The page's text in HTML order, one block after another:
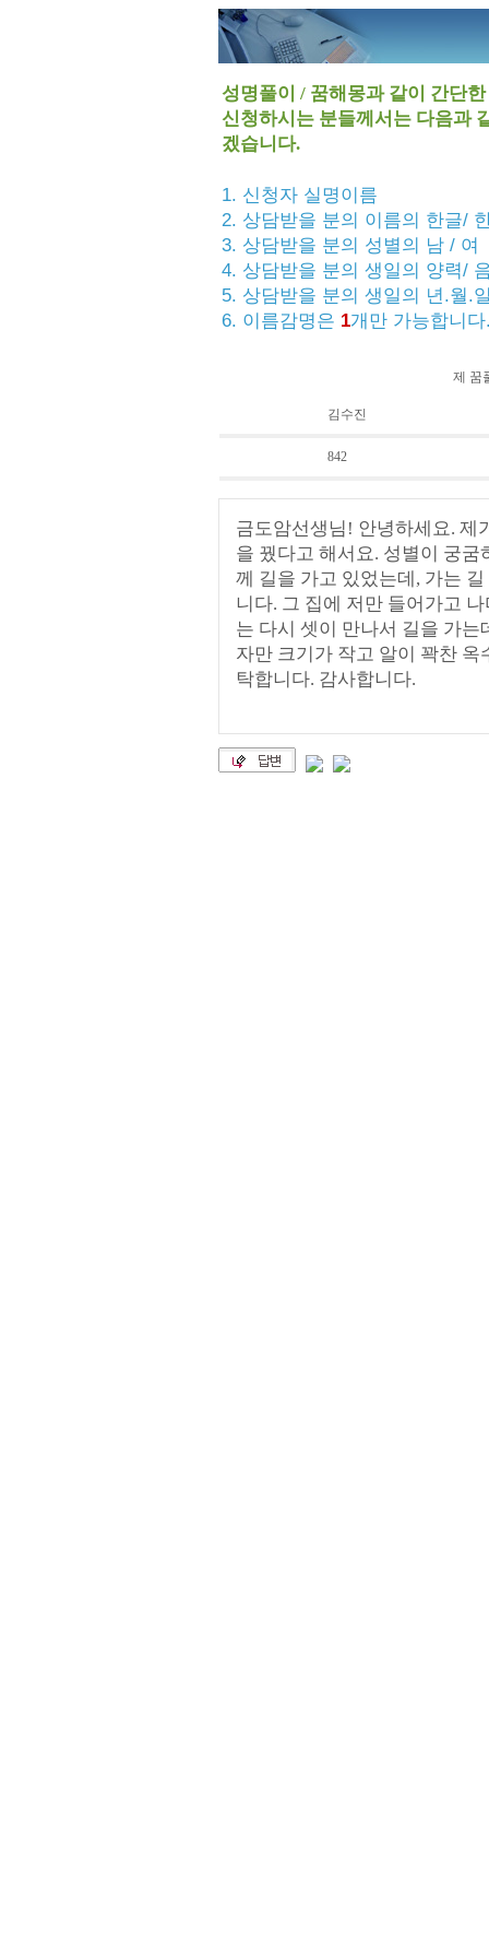
성명풀이 / 꿈해몽과 같이 간단
신청하시는 분들께서는 다음과
겠습니다.
1. 신청자 실명이름
2. 상담받을 분의 이름의 한글/
3. 상담받을 분의 성별의 남 / 여
4. 상담받을 분의 생일의 양력/
5. 상담받을 분의 생일의 년.월.
6. 이름감명은 1개만 가능합니
제 꿈
김수진
842
금도암선생님! 안녕하세요. 제
을 꿨다고 해서요. 성별이 궁
께 길을 가고 있었는데, 가는
니다. 그 집에 저만 들어가고
는 다시 셋이 만나서 길을 가
자만 크기가 작고 알이 꽉찬
탁합니다. 감사합니다.